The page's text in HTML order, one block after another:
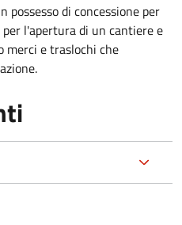
di concessione per
l'apertura di un cantiere e
merci e traslochi che